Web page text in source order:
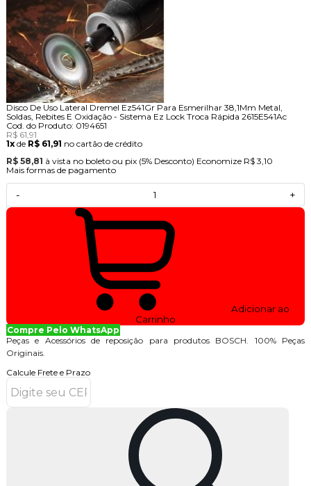
Disco De Uso Lateral Dremel Ez541Gr Para Esmerilhar 38,1Mm Metal,
Soldas, Rebites E Oxidação - Sistema Ez Lock Troca Rápida 2615E541Ac
Cod. do Produto: 0194651
R$ 61,91
1xde R$ 61,91 no cartão de crédito
R$ 58,81 à vista no boleto ou pix (5% Desconto) Economize R$ 3,10
Mais formas de pagamento
- +
Adicionar ao
Carrinho
Compre Pelo WhatsApp
Peças e Acessórios de reposição para produtos BOSCH. 100% Peças
Originais.
Calcule Frete e Prazo